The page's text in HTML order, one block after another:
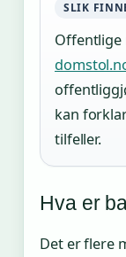
SLIK
Offentlige
kan
tilfeller.
Hva er
Det er flere